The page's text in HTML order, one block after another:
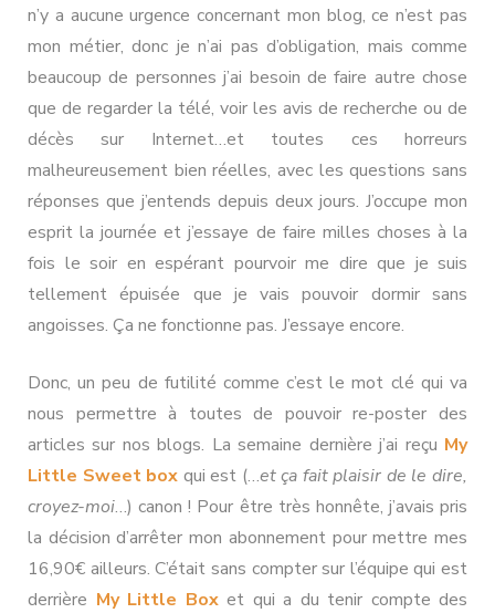
n’y a aucune urgence concernant mon blog, ce n’est pas
mon métier, donc je n’ai pas d’obligation, mais comme
beaucoup de personnes j’ai besoin de faire autre chose
que de regarder la télé, voir les avis de recherche ou de
décès sur Internet…et toutes ces horreurs
malheureusement bien réelles, avec les questions sans
réponses que j’entends depuis deux jours. J’occupe mon
esprit la journée et j’essaye de faire milles choses à la
fois le soir en espérant pourvoir me dire que je suis
tellement épuisée que je vais pouvoir dormir sans
angoisses. Ça ne fonctionne pas. J’essaye encore.
Donc, un peu de futilité comme c’est le mot clé qui va
nous permettre à toutes de pouvoir re-poster des
articles sur nos blogs. La semaine dernière j’ai reçu My
Little Sweet box qui est (…et ça fait plaisir de le dire,
croyez-moi…) canon ! Pour être très honnête, j’avais pris
la décision d’arrêter mon abonnement pour mettre mes
16,90€ ailleurs. C’était sans compter sur l’équipe qui est
derrière My Little Boxet qui a du tenir compte des